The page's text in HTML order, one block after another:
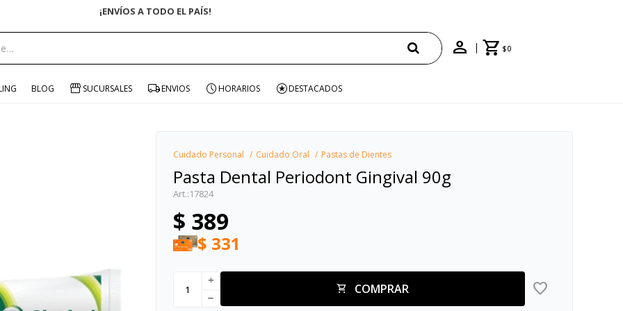
¡ENVÍOS A TODO EL PAÍS!
$0
BLOG SUCURSALES ENVIOS HORARIOS DESTACADOS
Cuidado Personal Cuidado Oral Pastas de Dientes
Pasta Dental Periodont Gingival 90g
17824
$ 389
$ 331
COMPRAR
add
remove